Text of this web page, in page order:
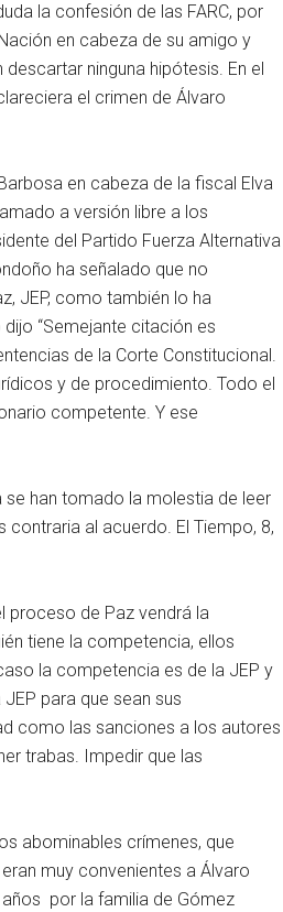
la confesión de las FARC, por
en cabeza de su amigo y
ninguna hipótesis. En el
el crimen de Álvaro
en cabeza de la fiscal Elva
a versión libre a los
del Partido Fuerza Alternativa
ha señalado que no
JEP, como también lo ha
“Semejante citación es
de la Corte Constitucional.
y de procedimiento. Todo el
competente. Y ese
han tomado la molestia de leer
contraria al acuerdo. El Tiempo, 8,
proceso de Paz vendrá la
tiene la competencia, ellos
la competencia es de la JEP y
para que sean sus
como las sanciones a los autores
trabas. Impedir que las
abominables crímenes, que
muy convenientes a Álvaro
por la familia de Gómez